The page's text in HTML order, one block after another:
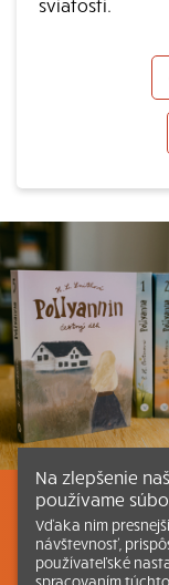
sviatosti.
Listovať
Kontakt
Na zlepšenie
používame
Vďaka nim
návštevnosť,
používateľské
spracovaním